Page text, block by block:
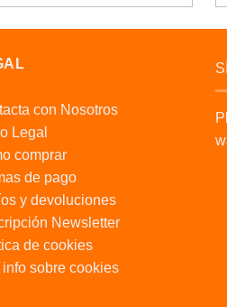
con Nosotros
Legal
comprar
de pago
y devoluciones
Newsletter
de cookies
info sobre cookies